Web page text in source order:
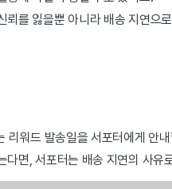
를 잃을뿐 아니라 배송 지연으
리워드 발송일을 서포터에게 안
면, 서포터는 배송 지연의 사유